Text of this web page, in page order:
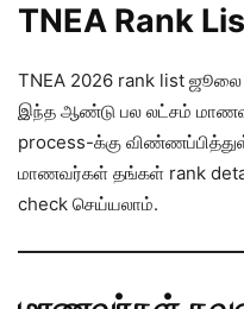
TNEA Rank
TNEA 2026 rank list ஜூலை
இந்த ஆண்டு பல லட்சம்
process-க்கு
மாணவர்கள் தங்கள் rank
check செய்யலாம்.